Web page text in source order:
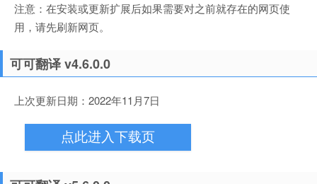
注意：在安装或更新扩展后如果需要对之前就存在的网页使
用，请先刷新网页。
可可翻译 v4.6.0.0
上次更新日期：2022年11月7日
点此进入下载页